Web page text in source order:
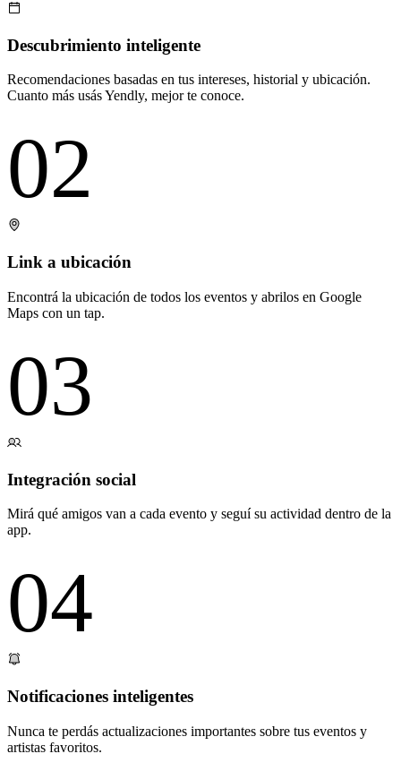
Descubrimiento inteligente
Recomendaciones basadas en tus intereses, historial y ubicación.
Cuanto más usás Yendly, mejor te conoce.
02
Link a ubicación
Encontrá la ubicación de todos los eventos y abrilos en Google
Maps con un tap.
03
Integración social
Mirá qué amigos van a cada evento y seguí su actividad dentro de la
app.
04
Notificaciones inteligentes
Nunca te perdás actualizaciones importantes sobre tus eventos y
artistas favoritos.